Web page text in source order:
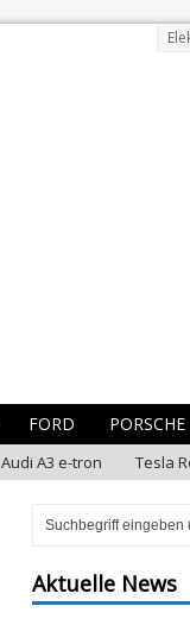
FORD PORSCHE
Audi A3 e-tron Tesla
Aktuelle News